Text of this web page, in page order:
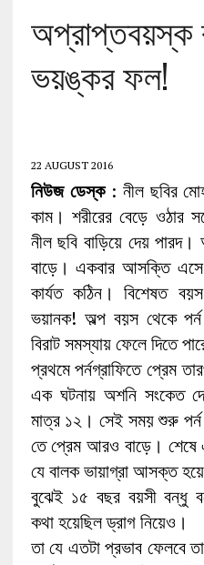
অপ্রাপ্তবয়স্ক
ভয়ঙ্কর ফল!
22 AUGUST 2016
নিউজ ডেস্ক: নীল ছবির
কাম। শরীরের বেড়ে ওঠার
নীল ছবি বাড়িয়ে দেয়
বাড়ে। একবার আসক্তি এসে
কার্যত কঠিন। বিশেষত
ভয়ানক! অল্প বয়স থেকে
বিরাট সমস্যায় ফেলে দিতে
প্রথমে পর্নগ্রাফিতে প্রেম
এক ঘটনায় অশনি সংকেত
মাত্র ১২। সেই সময় শুরু পর্ন
তে প্রেম আরও বাড়ে। শেষে
যে বালক ভায়াগ্রা আসক্ত
বুঝেই ১৫ বছর বয়সী বন্ধু
কথা হয়েছিল ড্রাগ নিয়েও।
তা যে এতটা প্রভাব ফেলবে